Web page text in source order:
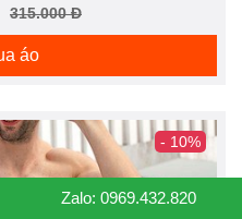
315.000 Đ
áo
- 10%
Zalo: 0969.432.820